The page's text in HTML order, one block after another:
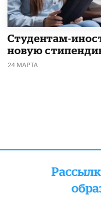
Студентам-
новую
24 МАРТА